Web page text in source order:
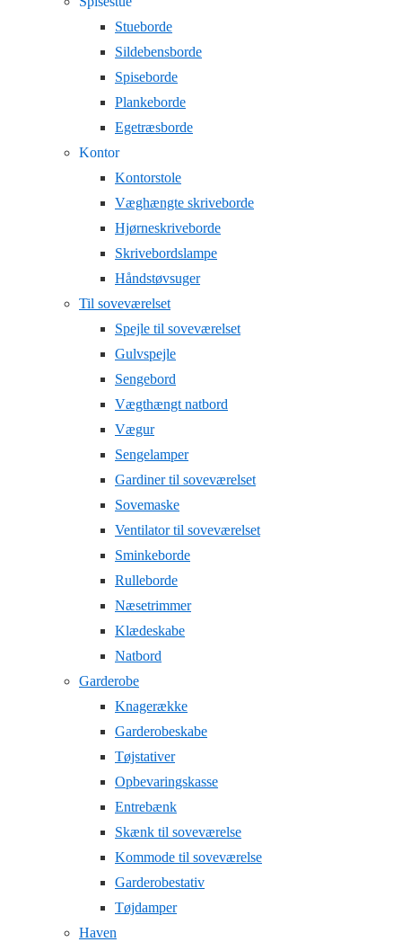
Stueborde
Sildebensborde
Spiseborde
Plankeborde
Egetræsborde
Kontor
Kontorstole
Væghængte skriveborde
Hjørneskriveborde
Skrivebordslampe
Håndstøvsuger
Til soveværelset
Spejle til soveværelset
Gulvspejle
Sengebord
Vægthængt natbord
Vægur
Sengelamper
Gardiner til soveværelset
Sovemaske
Ventilator til soveværelset
Sminkeborde
Rulleborde
Næsetrimmer
Klædeskabe
Natbord
Garderobe
Knagerække
Garderobeskabe
Tøjstativer
Opbevaringskasse
Entrebænk
Skænk til soveværelse
Kommode til soveværelse
Garderobestativ
Tøjdamper
Haven